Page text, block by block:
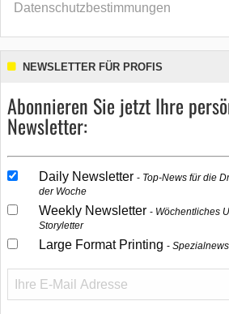
Datenschutzbestimmungen
NEWSLETTER FÜR PROFIS
Abonnieren Sie jetzt Ihre
Newsletter:
Daily Newsletter
Top-News für die
der Woche
Weekly Newsletter
Wöchentliches
Storyletter
Large Format Printing